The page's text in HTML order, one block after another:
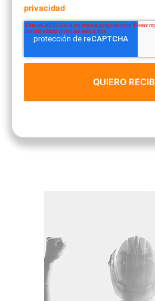
privacidad